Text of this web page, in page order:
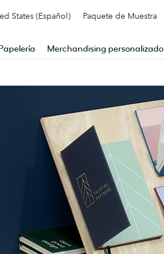
Merchandising personalizado
States (Español) Paquete de Muestra